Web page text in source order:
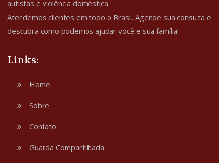
autistas e violência doméstica.
Atendemos clientes em todo o Brasil. Agende sua consulta e
descubra como podemos ajudar você e sua família!
Links:
Home
Sobre
Contato
Guarda Compartilhada